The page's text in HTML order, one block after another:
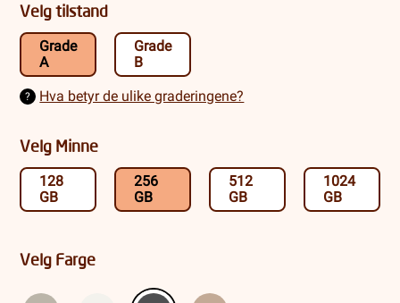
Velg tilstand
Grade
A
Grade
B
? Hva betyr de ulike graderingene?
Velg Minne
128
GB
256
GB
512
GB
1024
GB
Velg Farge